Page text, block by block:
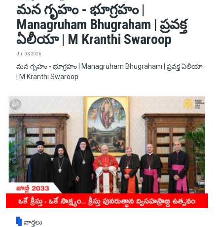
మన గృహం - భూగ్రహం |
Managruham Bhugraham | ప్రవక్త
ఏలీయా | M Kranthi Swaroop
Jul 03, 2026
మన గృహం - భూగ్రహం | Managruham Bhugraham | ప్రవక్త ఏలీయా
| M Kranthi Swaroop
వార్తలు